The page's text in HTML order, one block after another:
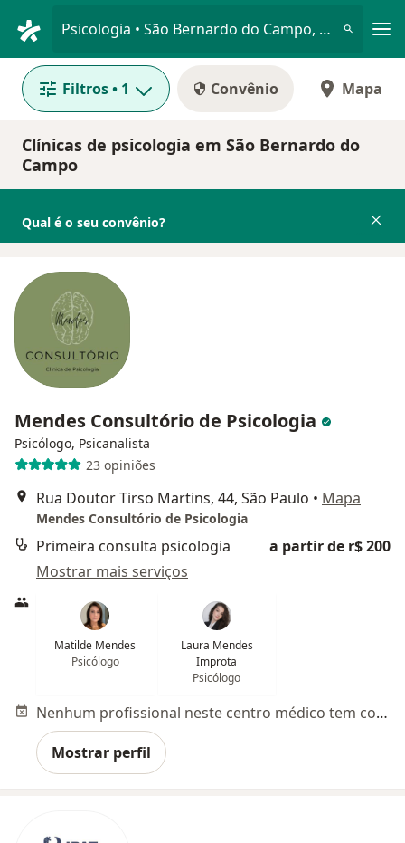
Psicologia • São Bernardo do Campo, São Paulo SP
Filtros• 1 Convênio Mapa
Clínicas de psicologia em São Bernardo do
Campo
Qual é o seu convênio?
Mendes Consultório de Psicologia
Psicólogo, Psicanalista
23 opiniões
Rua Doutor Tirso Martins, 44, São Paulo • Mapa
Mendes Consultório de Psicologia
Primeira consulta psicologia
a partir de r$ 200
Mostrar mais serviços
Matilde Mendes
Psicólogo
Laura Mendes
Improta
Psicólogo
Nenhum profissional neste centro médico tem consultas disponíveis
Mostrar perfil